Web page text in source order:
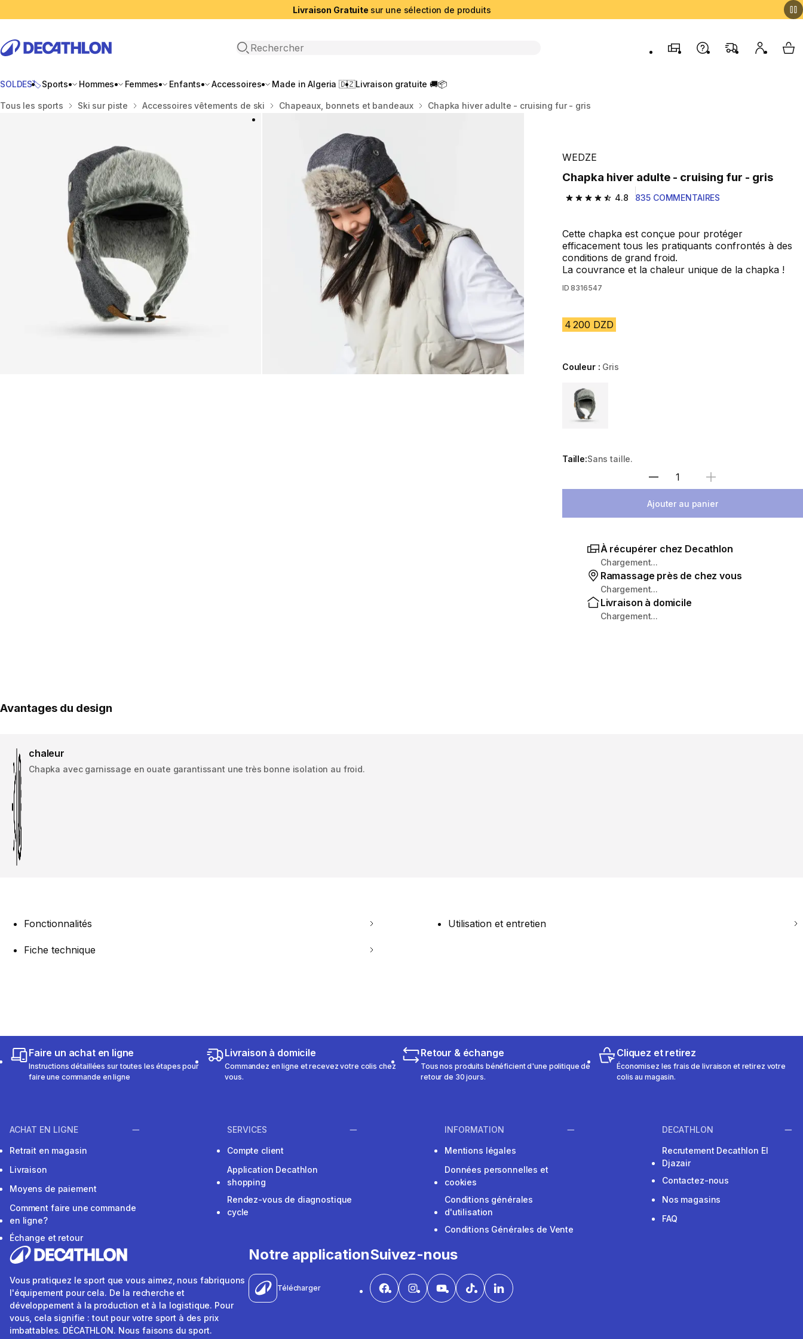
Livraison Gratuite sur une sélection de produits
Recherche ouverte
MagasinsContactez-nous
FAQ Mon My
SOLDES🏷️Sports Hommes Femmes Enfants Accessoires Made in Algeria 🇩🇿Livraison gratuite 🚚📦
Accueil
Tous les sports Ski sur piste Accessoires vêtements de ski Chapeaux, bonnets et bandeaux Chapka hiver adulte - cruising fur - gris
WEDZE
Chapka hiver adulte - cruising fur - gris
4.8
4.8 out of 5 stars from 835 reviews
835 COMMENTAIRES
Cette chapka est conçue pour protéger
efficacement tous les pratiquants confrontés à des
conditions de grand froid.
La couvrance et la chaleur unique de la chapka !
ID 8316547
4 200 DZD
Couleur : Gris
Choose a variant
Taille:Sans taille.
Sélectionnez la quantité
Ajouter au panier
À récupérer chez Decathlon
Chargement...
Ramassage près de chez vous
Chargement...
Livraison à domicile
Chargement...
Avantages du design
chaleur
Chapka avec garnissage en ouate garantissant une très bonne isolation au froid.
Fonctionnalités Utilisation et entretien
Fiche technique
Faire un achat en ligne
Instructions détaillées sur toutes les étapes pour
faire une commande en ligne
Livraison à domicile
Commandez en ligne et recevez votre colis chez
vous.
Retour & échange
Tous nos produits bénéficient d'une politique de
retour de 30 jours.
Cliquez et retirez
Économisez les frais de livraison et retirez votre
colis au magasin.
ACHAT EN LIGNE
Retrait en magasin
Livraison
Moyens de paiement
Comment faire une commande
en ligne?
Échange et retour
SERVICES
Compte client
Application Decathlon
shopping
Rendez-vous de diagnostique
cycle
INFORMATION
Mentions légales
Données personnelles et
cookies
Conditions générales
d'utilisation
Conditions Générales de Vente
DECATHLON
Recrutement Decathlon El
Djazair
Contactez-nous
Nos magasins
FAQ
Vous pratiquez le sport que vous aimez, nous fabriquons
l'équipement pour cela. De la recherche et
développement à la production et à la logistique. Pour
vous, cela signifie : tout pour votre sport à des prix
imbattables. DÉCATHLON. Nous faisons du sport.
Notre application
Télécharger
Suivez-nous